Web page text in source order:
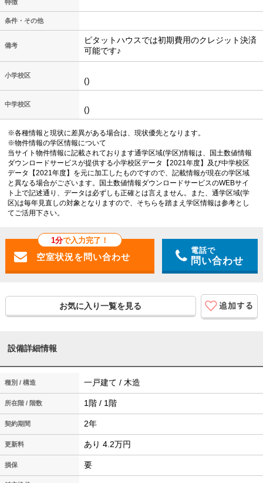
特徴
条件・その他
備考
ピタットハウスでは初期費用のクレジット決済
可能です♪
小学校区
()
中学校区
()
※各種情報と現状に差異がある場合は、現状優先となります。
※物件情報の学区情報について
当サイト物件情報に記載されております通学区域(学区)情報は、国土数値情報
ダウンロードサービスが提供する小学校区データ【2021年度】及び中学校区
データ【2021年度】を元に加工したものですので、記載情報が現在の学区域
と異なる場合がございます。国土数値情報ダウンロードサービスのWEBサイ
ト上で記述通り、データは必ずしも正確とは言えません。また、通学区域(学
区)は毎年見直しの対象となりますので、そちらを踏まえ学区情報は参考とし
てご活用下さい。
1分で入力完了！
電話で
問い合わせ
お気に入り一覧を見る
設備詳細情報
種別 / 構造 一戸建て / 木造
所在階 / 階数 1階 / 1階
契約期間 2年
更新料 あり 4.2万円
損保 要